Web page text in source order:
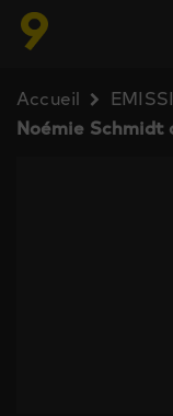
Accueil
Noémie Schmidt